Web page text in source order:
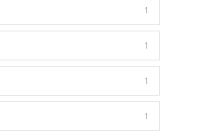
1
1
1
1